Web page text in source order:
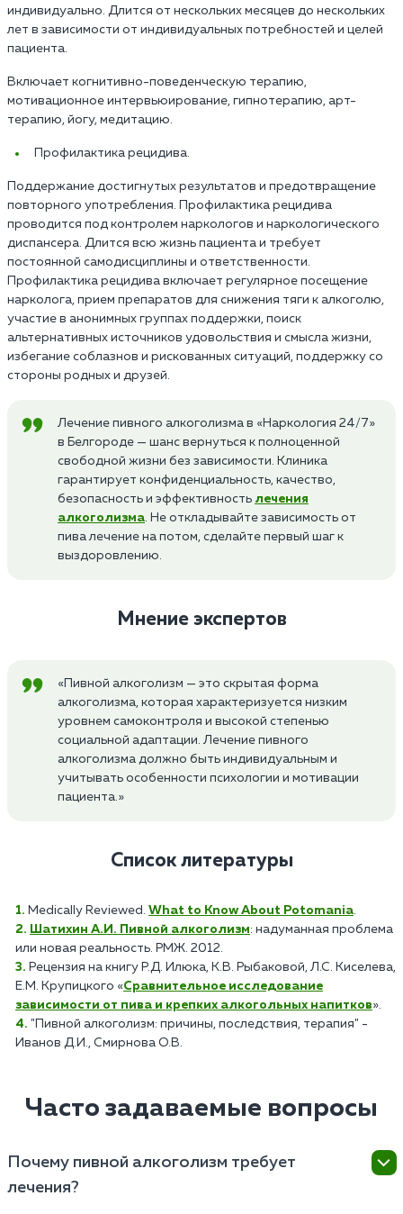
индивидуально. Длится от нескольких месяцев до нескольких
лет в зависимости от индивидуальных потребностей и целей
пациента.
Включает когнитивно-поведенческую терапию,
мотивационное интервьюирование, гипнотерапию, арт-
терапию, йогу, медитацию.
Профилактика рецидива.
Поддержание достигнутых результатов и предотвращение
повторного употребления. Профилактика рецидива
проводится под контролем наркологов и наркологического
диспансера. Длится всю жизнь пациента и требует
постоянной самодисциплины и ответственности.
Профилактика рецидива включает регулярное посещение
нарколога, прием препаратов для снижения тяги к алкоголю,
участие в анонимных группах поддержки, поиск
альтернативных источников удовольствия и смысла жизни,
избегание соблазнов и рискованных ситуаций, поддержку со
стороны родных и друзей.
Лечение пивного алкоголизма в «Наркология 24/7»
в Белгороде — шанс вернуться к полноценной
свободной жизни без зависимости. Клиника
гарантирует конфиденциальность, качество,
безопасность и эффективность лечения
алкоголизма. Не откладывайте зависимость от
пива лечение на потом, сделайте первый шаг к
выздоровлению.
Мнение экспертов
«Пивной алкоголизм — это скрытая форма
алкоголизма, которая характеризуется низким
уровнем самоконтроля и высокой степенью
социальной адаптации. Лечение пивного
алкоголизма должно быть индивидуальным и
учитывать особенности психологии и мотивации
пациента.»
Список литературы
Medically Reviewed. What to Know About Potomania.
Шатихин А.И. Пивной алкоголизм: надуманная проблема
или новая реальность. РМЖ. 2012.
Рецензия на книгу Р.Д. Илюка, К.В. Рыбаковой, Л.С. Киселева,
Е.М. Крупицкого «Сравнительное исследование
зависимости от пива и крепких алкогольных напитков».
"Пивной алкоголизм: причины, последствия, терапия" -
Иванов Д.И., Смирнова О.В.
Часто задаваемые вопросы
Почему пивной алкоголизм требует
лечения?